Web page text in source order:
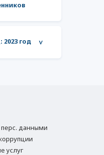
2023 год >
данными
услуг